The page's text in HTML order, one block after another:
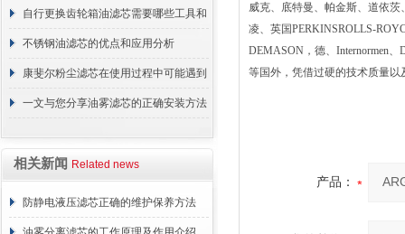
骤
自行更换齿轮箱油滤芯需要哪些工具和
材料？
不锈钢油滤芯的优点和应用分析
康斐尔粉尘滤芯在使用过程中可能遇到
的故障相应解决方法分享
一文与您分享油雾滤芯的正确安装方法
相关新闻 Related news
防静电液压滤芯正确的维护保养方法
威克、底特曼、帕金斯、道依
凌、英国PERKINSROLLS-
DEMASON，德、Internormen
等国外，凭借过硬的技术质量
产品：